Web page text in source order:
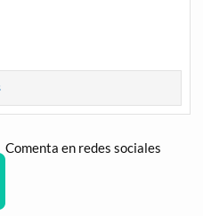
Comenta en redes sociales